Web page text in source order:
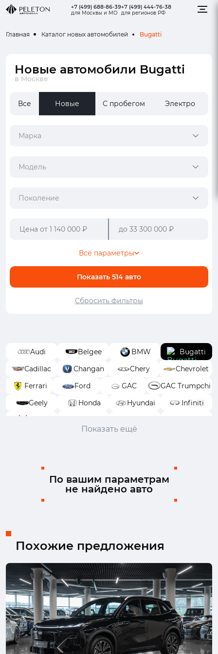
+7 (499) 688-86-39
для Москвы и МО
+7 (499) 444-76-38
для регионов РФ
Главная Каталог новых автомобилей Bugatti
Новые автомобили Bugatti
в Москве
Все Новые С пробегом Электро
Марка
Модель
Поколение
Показать 514 авто
Все параметры
Сбросить фильтры
Audi Belgee BMW
Bugatti
Cadillac
Changan Chery
Chevrolet
Ferrari
Ford GAC
GAC Trumpchi
Geely
Honda Hyundai
Infiniti
Ram
Toyota Volkswagen
Показать ещё
По вашим параметрам
не найдено авто
Похожие предложения